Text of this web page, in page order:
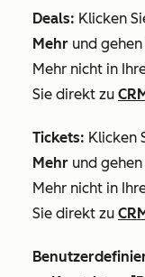
Deals: Klicken
Mehr und
Mehr nicht in
Sie direkt zu
Tickets: Klicken
Mehr und
Mehr nicht in
Sie direkt zu